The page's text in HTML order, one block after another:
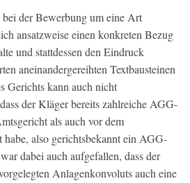
der Bewerbung um eine Art
ansatzweise einen konkreten Bezug
und stattdessen den Eindruck
aneinandergereihten Textbausteinen
Gerichts kann auch nicht
der Kläger bereits zahlreiche AGG-
als auch vor dem
habe, also gerichtsbekannt ein AGG-
dabei auch aufgefallen, dass der
Anlagenkonvoluts auch eine